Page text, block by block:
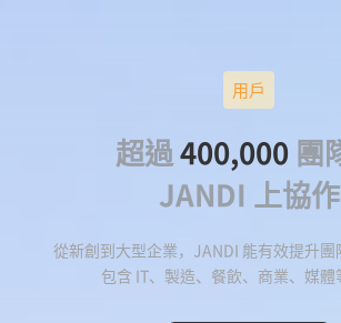
用戶
超過400,000 團
JANDI 上協作
從新創到大型企業，JANDI 能有效提升團
包含 IT、製造、餐飲、商業、媒體